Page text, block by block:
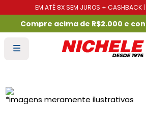
EM ATÉ 8X SEM JUROS + CASHBACK |
Compre acima de R$2.000 e